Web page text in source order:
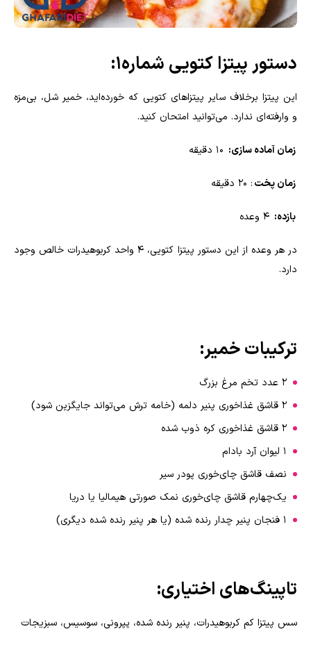
دستور پیتزا کتویی شماره1:
این پیتزا برخلاف سایر پیتزاهای کتویی که خورده‌اید، خمیر شل، بی‌مزه
و وارفته‌ای ندارد. می‌توانید امتحان کنید.
زمان آماده سازی:
زمان پخت: 20 دقیقه
بازده:
در هر وعده از این دستور پیتزا کتویی، 4 واحد کربوهیدرات خالص وجود
دارد.
ترکیبات خمیر:
2 عدد تخم مرغ بزرگ
2 قاشق غذاخوری پنیر دلمه (خامه ترش می‌تواند جایگزین شود)
2 قاشق غذاخوری کره ذوب شده
1 لیوان آرد بادام
نصف قاشق چای‌خوری پودر سیر
یک‌چهارم قاشق چای‌خوری نمک صورتی هیمالیا یا دریا
1 فنجان پنیر چدار رنده شده (یا هر پنیر رنده شده دیگری)
تاپینگ‌های اختیاری:
سس پیتزا کم کربوهیدرات، پنیر رنده شده، پپرونی، سوسیس، سبزیجات